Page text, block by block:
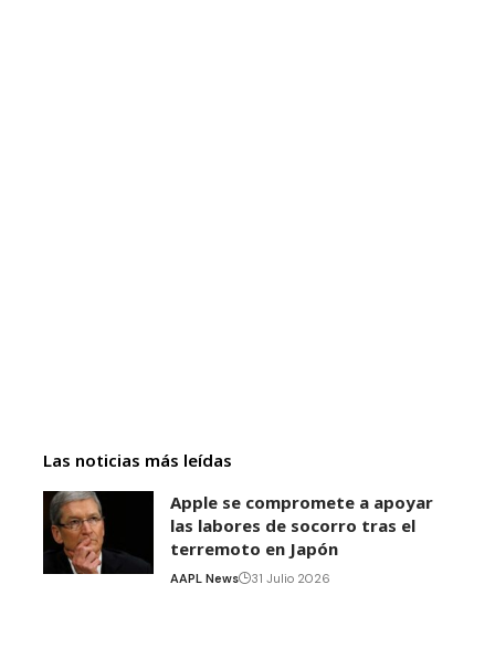
Las noticias más leídas
Apple se compromete a apoyar
las labores de socorro tras el
terremoto en Japón
AAPL News 31 Julio 2026